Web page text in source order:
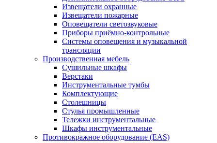
Извещатели охранные
Извещатели пожарные
Оповещатели светозвуковые
Приборы приёмно-контрольные
Системы оповещения и музыкальной
трансляции
Производственная мебель
Cушильные шкафы
Верстаки
Инструментальные тумбы
Комплектующие
Столешницы
Стулья промышленные
Тележки инструментальные
Шкафы инструментальные
Противокражное оборудование (EAS)